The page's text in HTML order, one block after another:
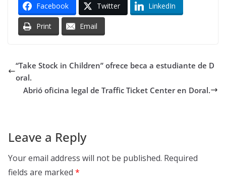
Facebook Twitter LinkedIn
Print Email
“Take Stock in Children” ofrece beca a estudiante de D
oral.
Abrió oficina legal de Traffic Ticket Center en Doral.
Leave a Reply
Your email address will not be published. Required
fields are marked *